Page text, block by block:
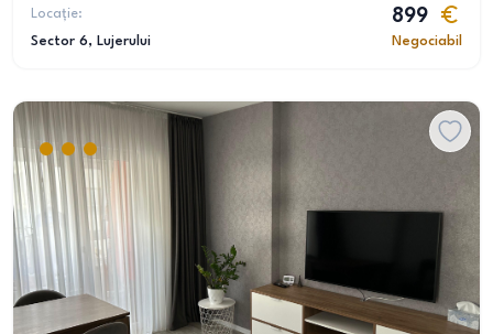
Locație:
Sector 6, Lujerului
899
Negociabil